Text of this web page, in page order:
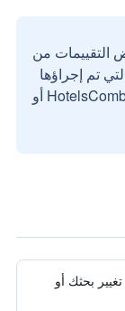
التقييمات من
تم إجراؤها
بواسطة مستخدمين حقيقيين مع HotelsCombined أو
بحثك أو